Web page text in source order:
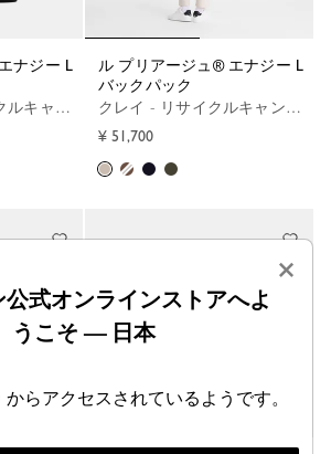
ャンバス
ル プリアージュ® エナジー L
バックパック
クレイ - リサイクルキャンバス
¥ 51,700
×
公式オンラインストアへよ
うこそ — 日本
らアクセスされているようです。